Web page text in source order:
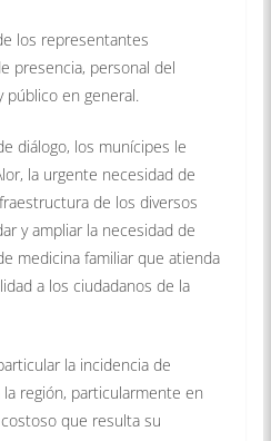
los representantes
presencia, personal del
público en general.
diálogo, los munícipes le
la urgente necesidad de
de los diversos
y ampliar la necesidad de
medicina familiar que atienda
a los ciudadanos de la
la incidencia de
región, particularmente en
que resulta su